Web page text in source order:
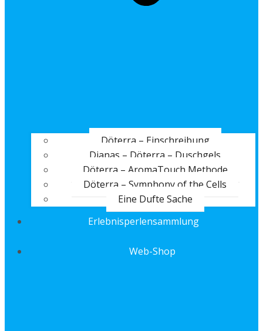
Döterra – Einschreibung
Dianas – Döterra – Duschgels
Döterra – AromaTouch Methode
Döterra – Symphony of the Cells
Eine Dufte Sache
Erlebnisperlensammlung
Web-Shop